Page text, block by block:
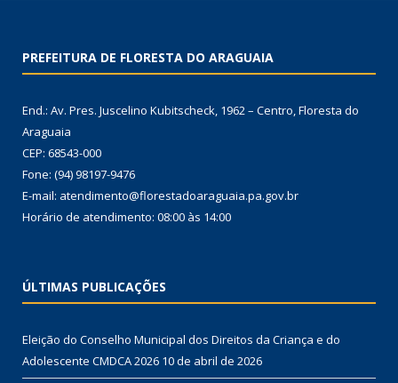
PREFEITURA DE FLORESTA DO ARAGUAIA
End.: Av. Pres. Juscelino Kubitscheck, 1962 – Centro, Floresta do
Araguaia
CEP: 68543-000
Fone: (94) 98197-9476
E-mail: atendimento@florestadoaraguaia.pa.gov.br
Horário de atendimento: 08:00 às 14:00
ÚLTIMAS PUBLICAÇÕES
Eleição do Conselho Municipal dos Direitos da Criança e do
Adolescente CMDCA 2026 10 de abril de 2026